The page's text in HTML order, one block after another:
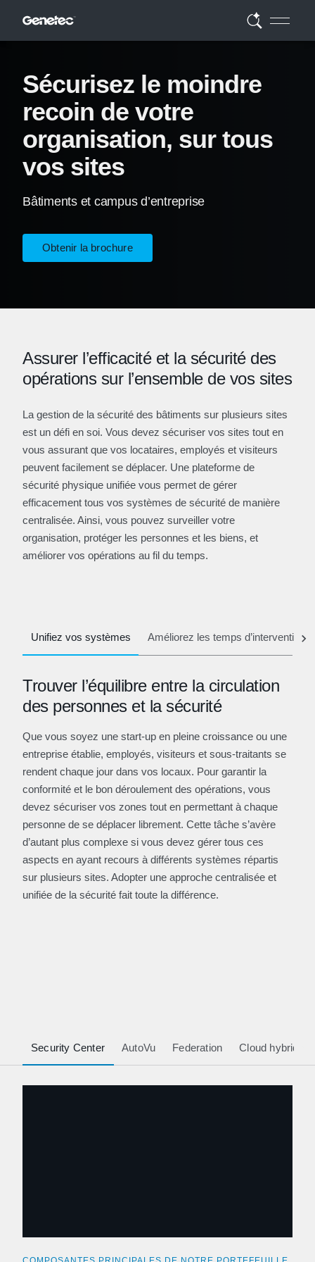
Sécurisez le moindre
recoin de votre
organisation, sur tous
vos sites
Bâtiments et campus d’entreprise
Obtenir la brochure
Assurer l’efficacité et la sécurité des
opérations sur l’ensemble de vos sites
La gestion de la sécurité des bâtiments sur plusieurs sites
est un défi en soi. Vous devez sécuriser vos sites tout en
vous assurant que vos locataires, employés et visiteurs
peuvent facilement se déplacer. Une plateforme de
sécurité physique unifiée vous permet de gérer
efficacement tous vos systèmes de sécurité de manière
centralisée. Ainsi, vous pouvez surveiller votre
organisation, protéger les personnes et les biens, et
améliorer vos opérations au fil du temps.
Unifiez vos systèmes Améliorez les temps d’intervention
Trouver l’équilibre entre la circulation
des personnes et la sécurité
Que vous soyez une start-up en pleine croissance ou une
entreprise établie, employés, visiteurs et sous-traitants se
rendent chaque jour dans vos locaux. Pour garantir la
conformité et le bon déroulement des opérations, vous
devez sécuriser vos zones tout en permettant à chaque
personne de se déplacer librement. Cette tâche s’avère
d’autant plus complexe si vous devez gérer tous ces
aspects en ayant recours à différents systèmes répartis
sur plusieurs sites. Adopter une approche centralisée et
unifiée de la sécurité fait toute la différence.
Security Center AutoVu Federation Cloud hybride